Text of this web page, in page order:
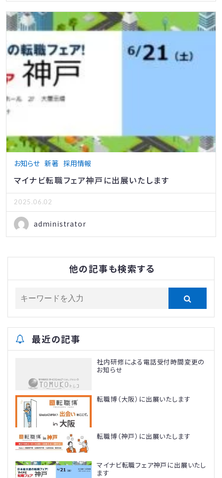
お知らせ 新著 採用情報
マイナビ転職フェア神戸に出展いたします
2025.06.02
administrator
他の記事も検索する
最近の記事
社内研修による電話受付時間変更の
お知らせ
転職博（大阪）に出展いたします
転職博（神戸）に出展いたします
マイナビ転職フェア神戸に出展いたし
ます